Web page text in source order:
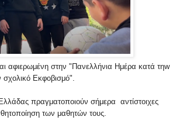
αφιερωμένη στην "Πανελλήνια Ημέρα κατά τηw
σχολικό Εκφοβισμό".
πραγματοποιούν σήμερα αντίστοιχες
των μαθητών τους.